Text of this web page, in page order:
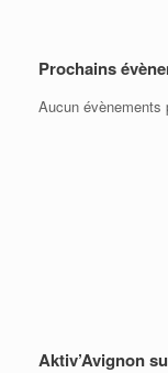
Prochains
Aucun évènements
Aktiv’Avignon